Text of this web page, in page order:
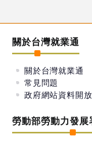
關於台灣就業通
關於台灣就業通
常見問題
政府網站資料開
勞動部勞動力發